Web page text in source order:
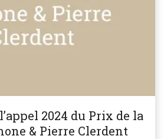
2024 du Prix de la
& Pierre Clerdent